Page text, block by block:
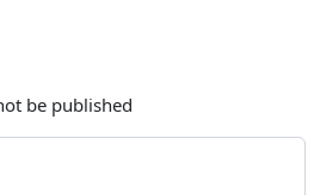
be published